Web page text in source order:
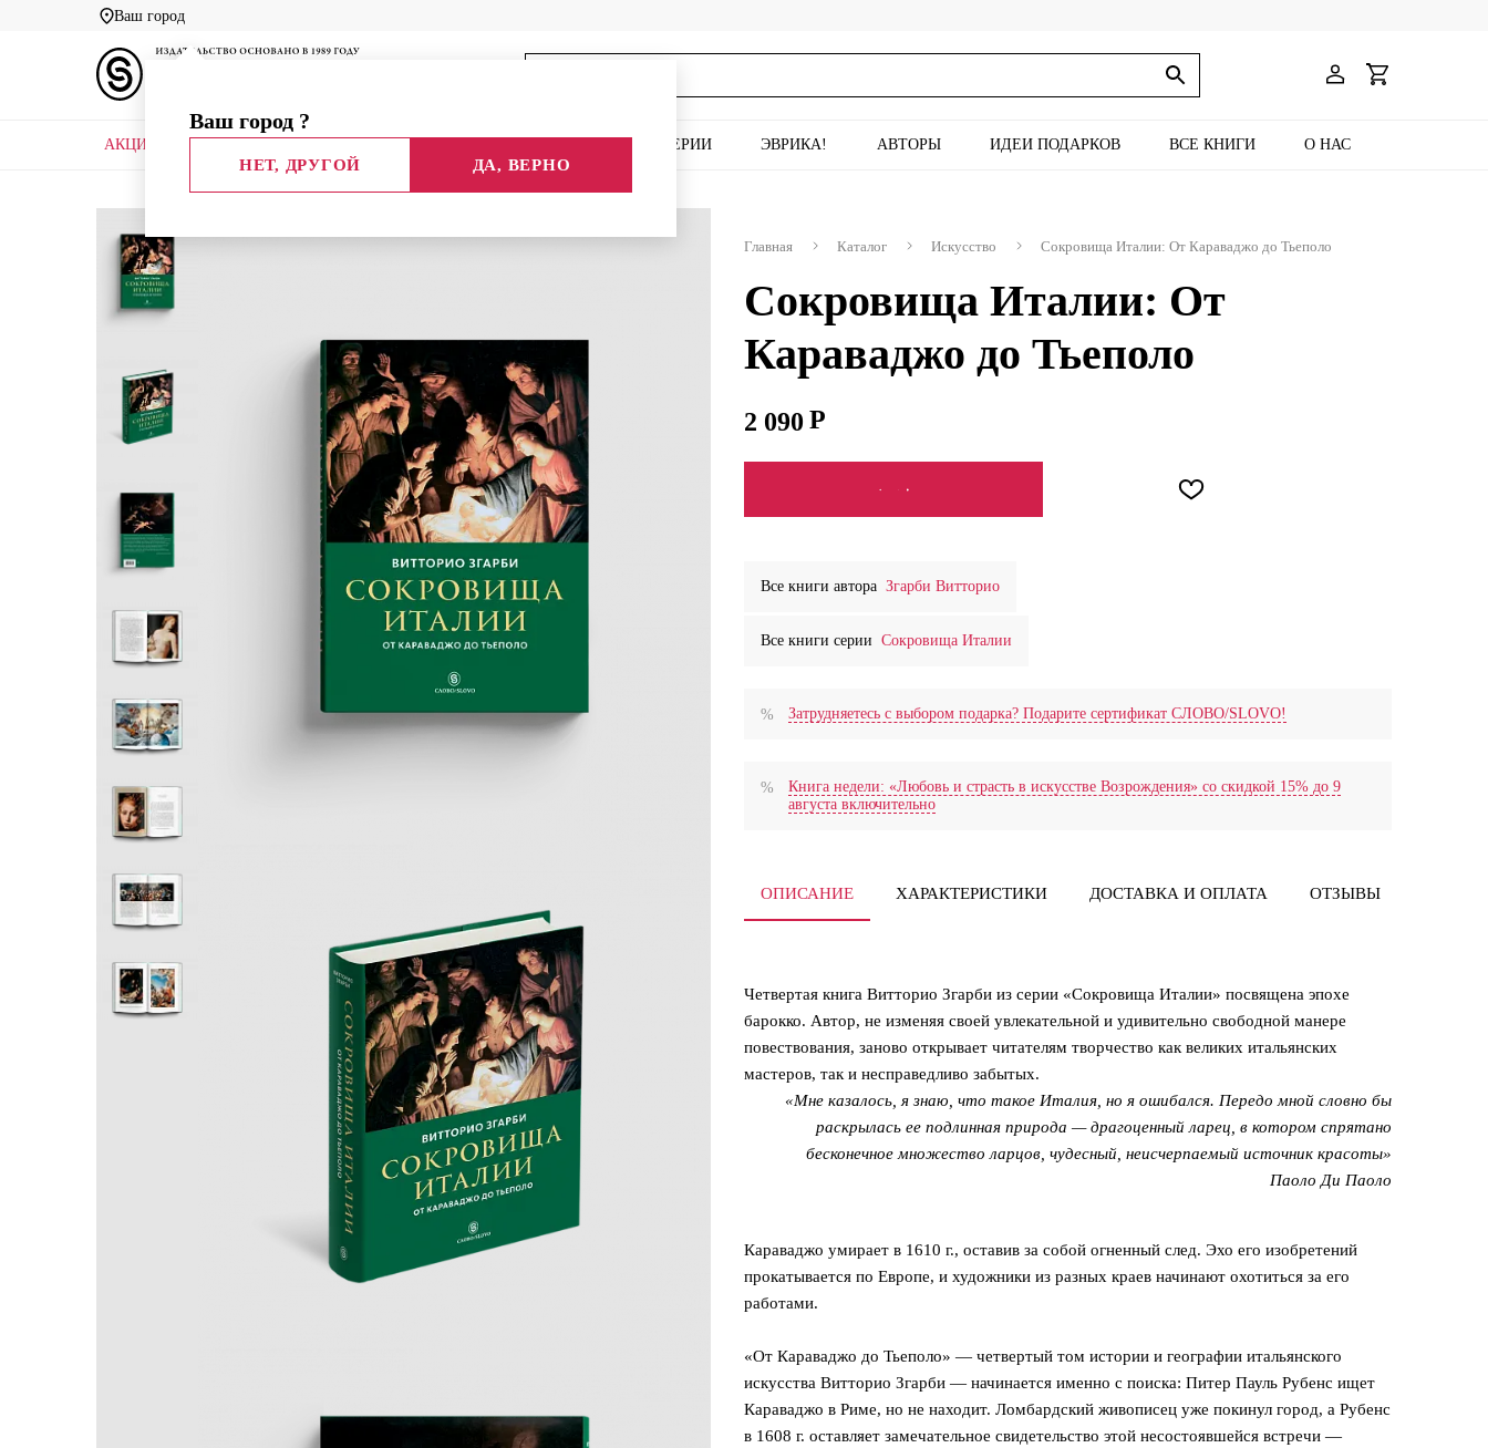
Ваш город
Ваш город ?
НЕТ, ДРУГОЙ ДА, ВЕРНО
АКЦИИ СЕРИИ ЭВРИКА! АВТОРЫ ИДЕИ ПОДАРКОВ ВСЕ КНИГИ О НАС
Главная
Каталог Искусство Сокровища Италии: От Караваджо до Тьеполо
Сокровища Италии: От
Караваджо до Тьеполо
2 090
СООБЩИТЬ О ПОСТУПЛЕНИИ
Все книги автора Згарби Витторио
Все книги серии Сокровища Италии
Затрудняетесь с выбором подарка? Подарите сертификат СЛОВО/SLOVO!
Книга недели: «Любовь и страсть в искусстве Возрождения» со скидкой 15% до 9
августа включительно
ОПИСАНИЕ ХАРАКТЕРИСТИКИ ДОСТАВКА И ОПЛАТА ОТЗЫВЫ
Четвертая книга Витторио Згарби из серии «Сокровища Италии» посвящена эпохе
барокко. Автор, не изменяя своей увлекательной и удивительно свободной манере
повествования, заново открывает читателям творчество как великих итальянских
мастеров, так и несправедливо забытых.
«Мне казалось, я знаю, что такое Италия, но я ошибался. Передо мной словно бы
раскрылась ее подлинная природа — драгоценный ларец, в котором спрятано
бесконечное множество ларцов, чудесный, неисчерпаемый источник красоты»
Паоло Ди Паоло
Караваджо умирает в 1610 г., оставив за собой огненный след. Эхо его изобретений
прокатывается по Европе, и художники из разных краев начинают охотиться за его
работами.
«От Караваджо до Тьеполо» — четвертый том истории и географии итальянского
искусства Витторио Згарби — начинается именно с поиска: Питер Пауль Рубенс ищет
Караваджо в Риме, но не находит. Ломбардский живописец уже покинул город, а Рубенс
в 1608 г. оставляет замечательное свидетельство этой несостоявшейся встречи —